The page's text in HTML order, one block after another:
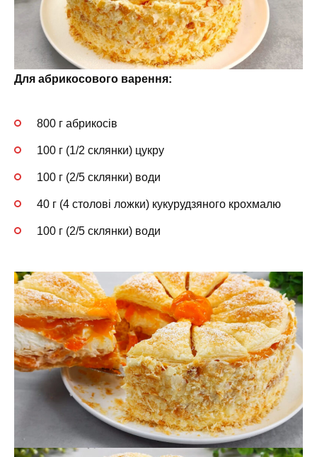
Для абрикосового варення:
800 г абрикосів
100 г (1/2 склянки) цукру
100 г (2/5 склянки) води
40 г (4 столові ложки) кукурудзяного крохмалю
100 г (2/5 склянки) води